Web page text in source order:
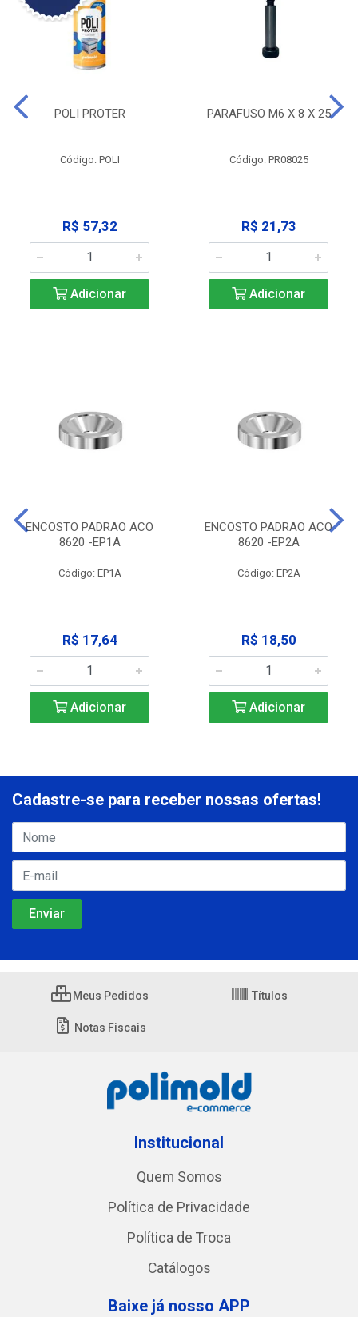
POLI PROTER
Código: POLI
R$ 57,32
Adicionar
PARAFUSO M6 X 8 X 25
Código: PR08025
R$ 21,73
Adicionar
ENCOSTO PADRAO ACO
8620 -EP1A
Código: EP1A
R$ 17,64
Adicionar
ENCOSTO PADRAO ACO
8620 -EP2A
Código: EP2A
R$ 18,50
Adicionar
Cadastre-se para receber nossas ofertas!
Meus Pedidos Títulos
Notas Fiscais
Institucional
Quem Somos
Política de Privacidade
Política de Troca
Catálogos
Baixe já nosso APP